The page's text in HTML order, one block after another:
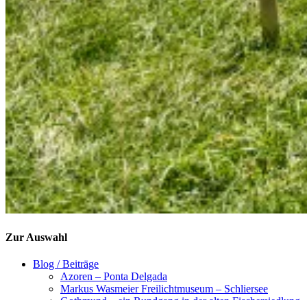
Zur Auswahl
Blog / Beiträge
Azoren – Ponta Delgada
Markus Wasmeier Freilichtmuseum – Schliersee